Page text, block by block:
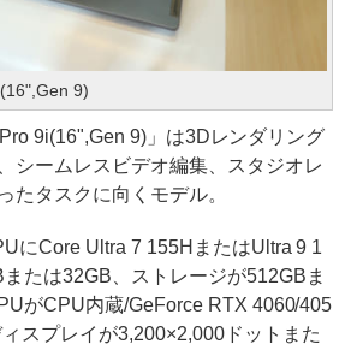
9)
9i(16",Gen 9)」は3Dレンダリング
シームレスビデオ編集、スタジオレ
たタスクに向くモデル。
にCore Ultra 7 155HまたはUltra 9 1
たは32GB、ストレージが512GBま
がCPU内蔵/GeForce RTX 4060/405
スプレイが3,200×2,000ドットまた